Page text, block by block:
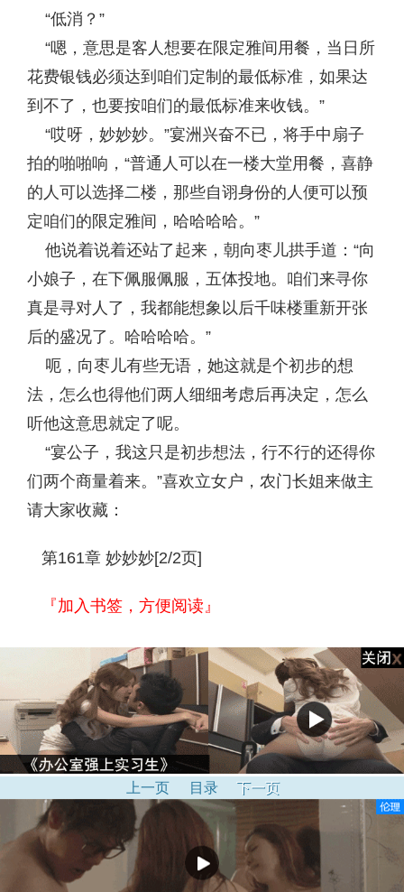
“低消？”
“嗯，意思是客人想要在限定雅间用餐，当日所
花费银钱必须达到咱们定制的最低标准，如果达
到不了，也要按咱们的最低标准来收钱。”
“哎呀，妙妙妙。”宴洲兴奋不已，将手中扇子
拍的啪啪响，“普通人可以在一楼大堂用餐，喜静
的人可以选择二楼，那些自诩身份的人便可以预
定咱们的限定雅间，哈哈哈哈。”
他说着说着还站了起来，朝向枣儿拱手道：“向
小娘子，在下佩服佩服，五体投地。咱们来寻你
真是寻对人了，我都能想象以后千味楼重新开张
后的盛况了。哈哈哈哈。”
呃，向枣儿有些无语，她这就是个初步的想
法，怎么也得他们两人细细考虑后再决定，怎么
听他这意思就定了呢。
“宴公子，我这只是初步想法，行不行的还得你
们两个商量着来。”喜欢立女户，农门长姐来做主
请大家收藏：
第161章 妙妙妙[2/2页]
『加入书签，方便阅读』
上一页 目录 下一页